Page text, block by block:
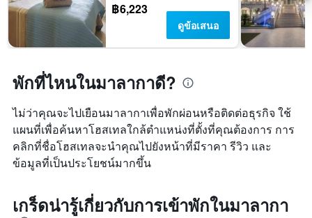
฿6,223
ดูข้อเสนอ
พักที่ไหนในมาลากาดี?
ไม่ว่าคุณจะไปเยือนมาลากาเพื่อพักผ่อนหรือติดต่อธุรกิจ ใช้
แผนที่เพื่อค้นหาโฮสเทลใกล้ตำแหน่งที่ตั้งที่คุณต้องการ การ
คลิกที่ชื่อโฮสเทลจะนำคุณไปยังหน้าที่มีราคา รีวิว และ
ข้อมูลที่เป็นประโยชน์มากขึ้น
เกร็ดน่ารู้เกี่ยวกับการเข้าพักในมาลากา